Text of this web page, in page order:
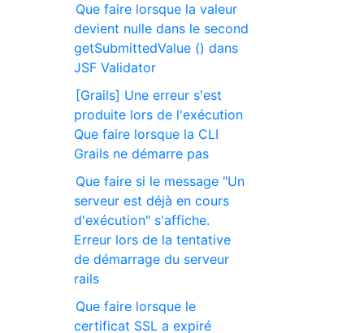
Que faire lorsque la valeur
devient nulle dans le second
getSubmittedValue () dans
JSF Validator
[Grails] Une erreur s'est
produite lors de l'exécution
Que faire lorsque la CLI
Grails ne démarre pas
Que faire si le message "Un
serveur est déjà en cours
d'exécution" s'affiche.
Erreur lors de la tentative
de démarrage du serveur
rails
Que faire lorsque le
certificat SSL a expiré